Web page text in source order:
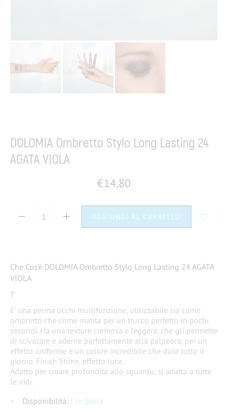
DOLOMIA Ombretto Stylo Long Lasting 24
AGATA VIOLA
€14,80
AGGIUNGI AL CARRELLO
Che Cos’è DOLOMIA Ombretto Stylo Long Lasting 24 AGATA
VIOLA
?
E’ una penna occhi multifunzione, utilizzabile sia come
ombretto che come matita per un trucco perfetto in pochi
secondi. Ha una texture cremosa e leggera, che gli permette
di scivolare e aderire perfettamente alla palpebra, per un
effetto uniforme e un colore incredibile che dura tutto il
giorno. Finish Shine, effetto luce.
Adatto per creare profondità allo sguardo, si adatta a tutte
le iridi.
Disponibilità:2 In Stock